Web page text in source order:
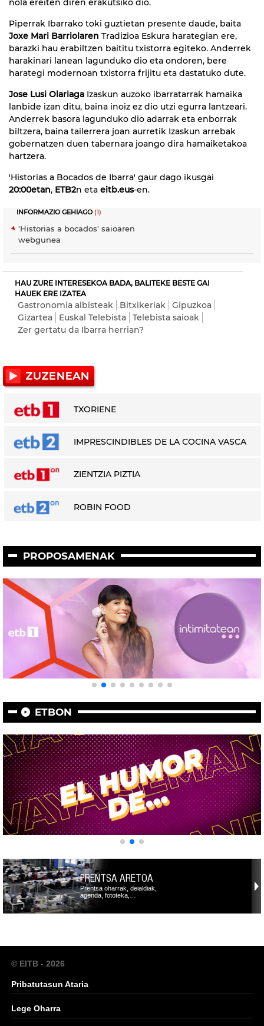
nola ereiten diren erakutsiko dio.
Piperrak Ibarrako toki guztietan presente daude, baita
Joxe Mari Barriolaren Tradizioa Eskura harategian ere,
barazki hau erabiltzen baititu txistorra egiteko. Anderrek
harakinari lanean lagunduko dio eta ondoren, bere
harategi modernoan txistorra frijitu eta dastatuko dute.
Jose Lusi Olariaga Izaskun auzoko ibarratarrak hamaika
lanbide izan ditu, baina inoiz ez dio utzi egurra lantzeari.
Anderrek basora lagunduko dio adarrak eta enborrak
biltzera, baina tailerrera joan aurretik Izaskun arrebak
gobernatzen duen tabernara joango dira hamaiketakoa
hartzera.
'Historias a Bocados de Ibarra' gaur dago ikusgai
20:00etan, ETB2n eta eitb.eus-en.
INFORMAZIO GEHIAGO(1)
'Historias a bocados' saioaren
webgunea
HAU ZURE INTERESEKOA BADA, BALITEKE BESTE GAI
HAUEK ERE IZATEA
Gastronomia albisteak Bitxikeriak
Gipuzkoa
Gizartea
Euskal Telebista
Telebista saioak
Zer gertatu da Ibarra herrian?
TXORIENE
IMPRESCINDIBLES DE LA COCINA VASCA
ZIENTZIA PIZTIA
ROBIN FOOD
PROPOSAMENAK
ETBON
PRENTSA ARETOA
Prentsa oharrak, deialdiak,
agenda, fototeka,…
© EITB - 2026
Pribatutasun Ataria
Lege Oharra